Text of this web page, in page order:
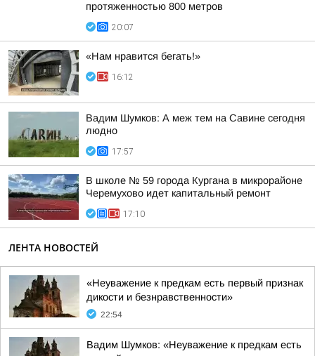
протяженностью 800 метров
20:07
«Нам нравится бегать!»
16:12
Вадим Шумков: А меж тем на Савине сегодня
людно
17:57
В школе № 59 города Кургана в микрорайоне
Черемухово идет капитальный ремонт
17:10
ЛЕНТА НОВОСТЕЙ
«Неуважение к предкам есть первый признак
дикости и безнравственности»
22:54
Вадим Шумков: «Неуважение к предкам есть